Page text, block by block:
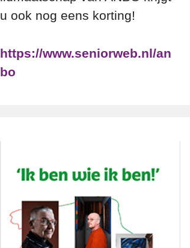
u ook nog eens korting!
https://www.seniorweb.nl/an
bo